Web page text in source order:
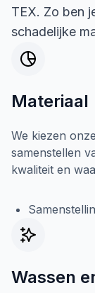
TEX. Zo ben
schadelijke
Materiaal
We kiezen
samenstellen
kwaliteit en
Wassen